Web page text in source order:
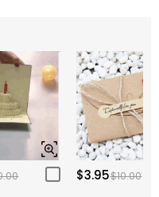
$3.95$10.00